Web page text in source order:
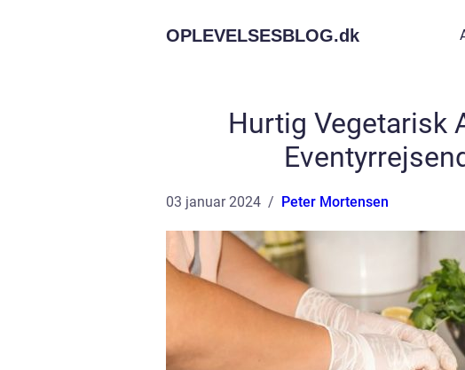
OPLEVELSESBLOG.dk
Hurtig Vegetarisk
03 januar 2024 Peter Mortensen